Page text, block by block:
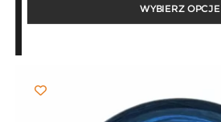
WYBIERZ OPCJE